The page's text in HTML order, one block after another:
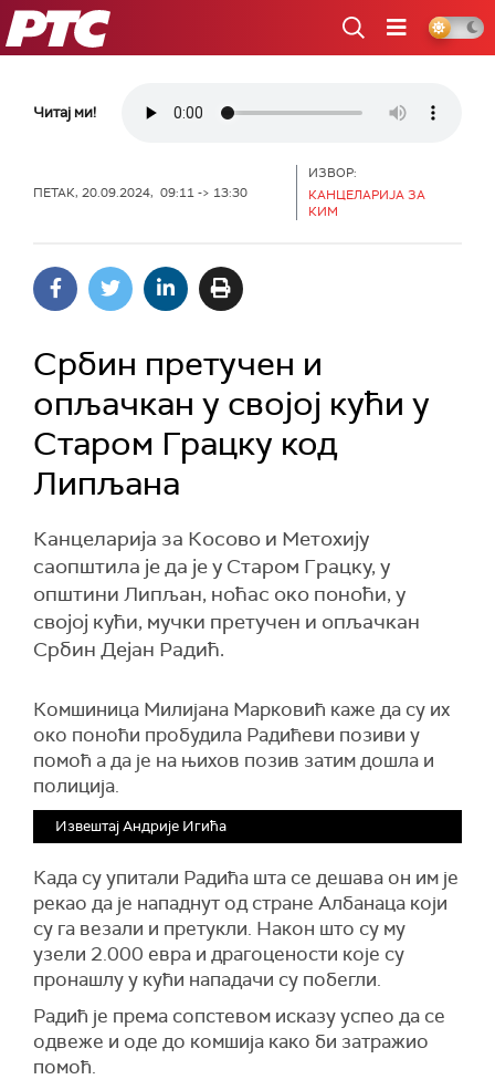
РТС
Читај ми!
ПЕТАК, 20.09.2024, 09:11 -> 13:30
ИЗВОР:
КАНЦЕЛАРИЈА ЗА
КИМ
Србин претучен и
опљачкан у својој кући у
Старом Грацку код
Липљана
Канцеларија за Косово и Метохију
саопштила је да је у Старом Грацку, у
општини Липљан, ноћас око поноћи, у
својој кући, мучки претучен и опљачкан
Србин Дејан Радић.
Комшиница Милијана Марковић каже да су их
око поноћи пробудила Радићеви позиви у
помоћ а да је на њихов позив затим дошла и
полиција.
Извештај Андрије Игића
Када су упитали Радића шта се дешава он им је
рекао да је нападнут од стране Албанаца који
су га везали и претукли. Након што су му
узели 2.000 евра и драгоцености које су
пронашлу у кући нападачи су побегли.
Радић је према сопстевом исказу успео да се
одвеже и оде до комшија како би затражио
помоћ.